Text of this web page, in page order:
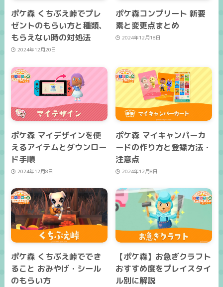
ポケ森 くちぶえ峠でプレ
ゼントのもらい方と種類、
もらえない時の対処法
2024年12月20日
ポケ森コンプリート 新要
素と変更点まとめ
2024年12月18日
ポケ森 マイデザインを使
えるアイテムとダウンロー
ド手順
2024年12月8日
ポケ森 マイキャンパーカ
ードの作り方と登録方法・
注意点
2024年12月8日
ポケ森 くちぶえ峠ででき
ること おみやげ・シール
のもらい方
【ポケ森】お急ぎクラフト
おすすめ度をプレイスタイ
ル別に解説